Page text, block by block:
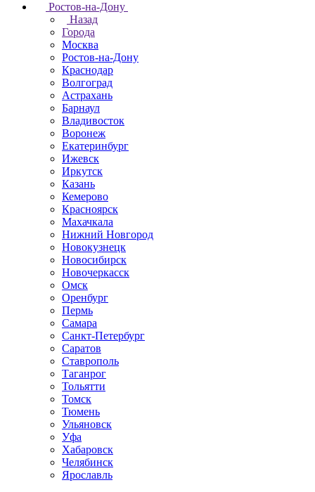
Ростов-на-Дону
Назад
Города
Москва
Ростов-на-Дону
Краснодар
Волгоград
Астрахань
Барнаул
Владивосток
Воронеж
Екатеринбург
Ижевск
Иркутск
Казань
Кемерово
Красноярск
Махачкала
Нижний Новгород
Новокузнецк
Новосибирск
Новочеркаcск
Омск
Оренбург
Пермь
Самара
Санкт-Петербург
Саратов
Ставрополь
Таганрог
Тольятти
Томск
Тюмень
Ульяновск
Уфа
Хабаровск
Челябинск
Ярославль